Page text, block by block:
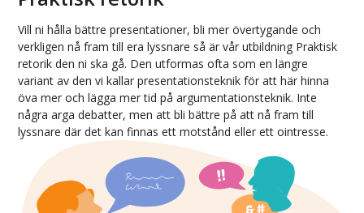
Vill ni hålla bättre presentationer, bli mer övertygande och
verkligen nå fram till era lyssnare så är vår utbildning Praktisk
retorik den ni ska gå. Den utformas ofta som en längre
variant av den vi kallar presentationsteknik för att här hinna
öva mer och lägga mer tid på argumentationsteknik. Inte
några arga debatter, men att bli bättre på att nå fram till
lyssnare där det kan finnas ett motstånd eller ett ointresse.